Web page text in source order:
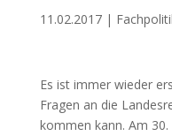
11.02.2017|
Es ist immer wieder
Fragen an die
kommen kann. Am